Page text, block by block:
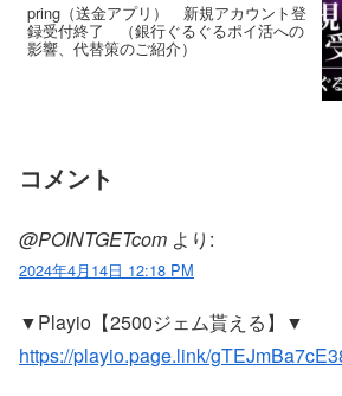
pring（送金アプリ） 新規アカウント登
録受付終了 （銀行ぐるぐるポイ活への
影響、代替策のご紹介）
コメント
@POINTGETcom より:
2024年4月14日 12:18 PM
▼Playio【2500ジェム貰える】▼
https://playio.page.link/